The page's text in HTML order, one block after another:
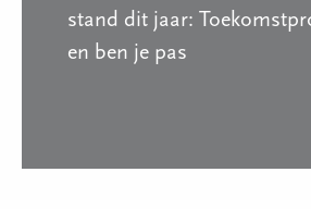
stand dit jaar:
en ben je pas